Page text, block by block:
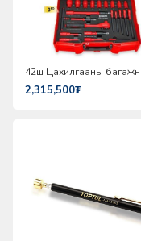
42ш Цахилгааны
ком Toptul GCZ-042A
2,315,500₮